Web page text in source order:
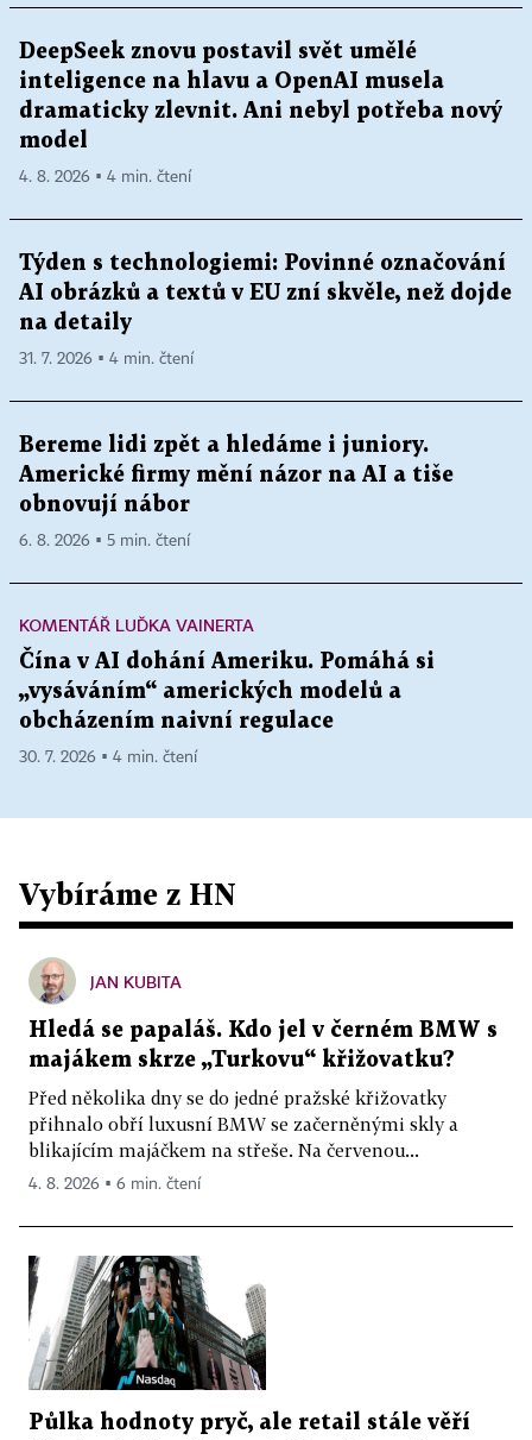
DeepSeek znovu postavil svět umělé
inteligence na hlavu a OpenAI musela
dramaticky zlevnit. Ani nebyl potřeba nový
model
4. 8. 2026 ▪ 4 min. čtení
Týden s technologiemi: Povinné označování
AI obrázků a textů v EU zní skvěle, než dojde
na detaily
31. 7. 2026 ▪ 4 min. čtení
Bereme lidi zpět a hledáme i juniory.
Americké firmy mění názor na AI a tiše
obnovují nábor
6. 8. 2026 ▪ 5 min. čtení
KOMENTÁŘ LUĎKA VAINERTA
Čína v AI dohání Ameriku. Pomáhá si
„vysáváním“ amerických modelů a
obcházením naivní regulace
30. 7. 2026 ▪ 4 min. čtení
Vybíráme z HN
JAN KUBITA
Hledá se papaláš. Kdo jel v černém BMW s
majákem skrze „Turkovu“ křižovatku?
Před několika dny se do jedné pražské křižovatky
přihnalo obří luxusní BMW se začerněnými skly a
blikajícím majáčkem na střeše. Na červenou...
4. 8. 2026 ▪ 6 min. čtení
Půlka hodnoty pryč, ale retail stále věří